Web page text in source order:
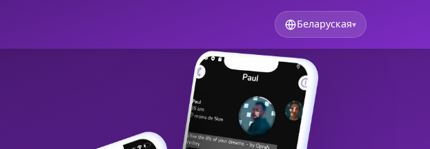
Беларуская▾